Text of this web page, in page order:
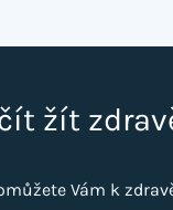
žít
Vám k